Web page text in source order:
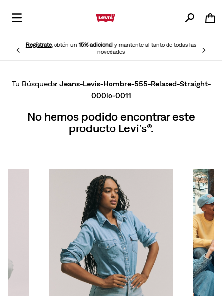
Regístrate, obtén un15% adicionaly mantente al tanto de todas las
novedades
Jeans-Levis-Hombre-555-Relaxed-Straight-
000lo-0011
No hemos podido encontrar este
producto Levi’s®.